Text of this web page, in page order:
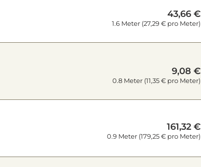
43,66 €
1.6 Meter (27,29 € pro Meter)
9,08 €
0.8 Meter (11,35 € pro Meter)
161,32 €
0.9 Meter (179,25 € pro Meter)